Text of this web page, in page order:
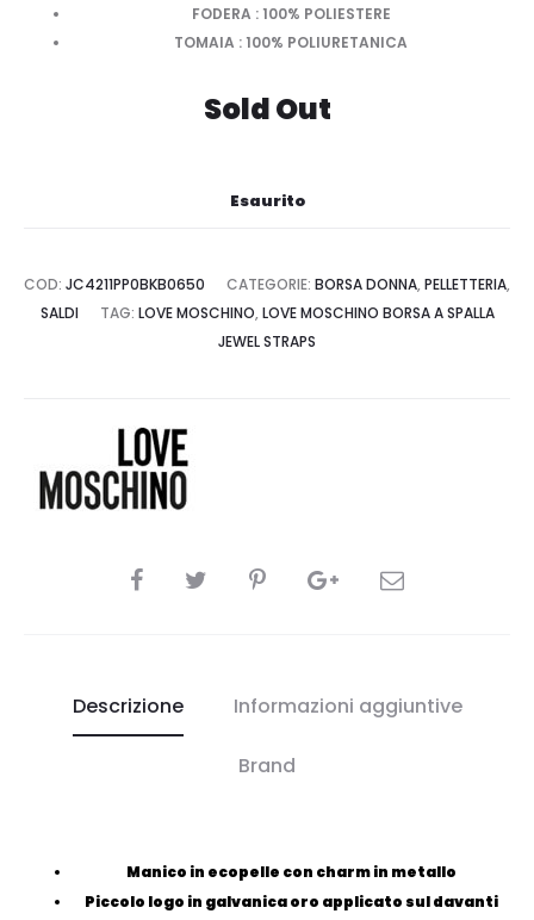
FODERA : 100% POLIESTERE
TOMAIA : 100% POLIURETANICA
Sold Out
Esaurito
COD: JC4211PP0BKB0650 CATEGORIE: BORSA DONNA, PELLETTERIA,
SALDI
TAG: LOVE MOSCHINO, LOVE MOSCHINO BORSA A SPALLA
JEWEL STRAPS
CONDIVIDI
Descrizione Informazioni aggiuntive
Brand
Manico in ecopelle con charm in metallo
Piccolo logo in galvanica oro applicato sul davanti